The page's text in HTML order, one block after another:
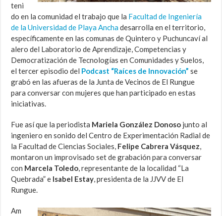
teni
do en la comunidad el trabajo que la Facultad de Ingeniería
de la Universidad de Playa Anchadesarrolla en el territorio,
específicamente en las comunas de Quintero y Puchuncaví al
alero del Laboratorio de Aprendizaje, Competencias y
Democratización de Tecnologías en Comunidades y Suelos,
el tercer episodio del Podcast “Raíces de Innovación” se
grabó en las afueras de la Junta de Vecinos de El Rungue
para conversar con mujeres que han participado en estas
iniciativas.
Fue así que la periodista Mariela González Donoso junto al
ingeniero en sonido del Centro de Experimentación Radial de
la Facultad de Ciencias Sociales, Felipe Cabrera Vásquez,
montaron un improvisado set de grabación para conversar
con Marcela Toledo, representante de la localidad “La
Quebrada” e Isabel Estay, presidenta de la JJVV de El
Rungue.
Am